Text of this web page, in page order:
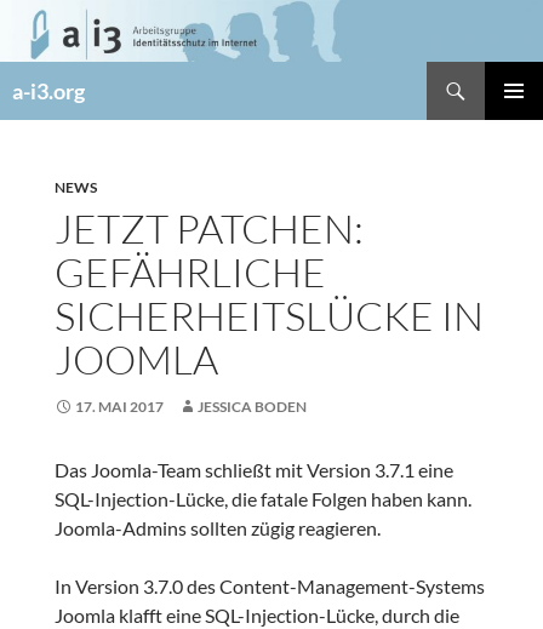
Zum
Inhalt
a-i3.org
NEWS
JETZT PATCHEN:
GEFÄHRLICHE
SICHERHEITSLÜCKE IN
JOOMLA
17. MAI 2017 JESSICA BODEN
Das Joomla-Team schließt mit Version 3.7.1 eine
SQL-Injection-Lücke, die fatale Folgen haben kann.
Joomla-Admins sollten zügig reagieren.
In Version 3.7.0 des Content-Management-Systems
Joomla klafft eine SQL-Injection-Lücke, durch die